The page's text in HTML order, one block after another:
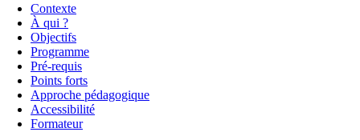
Contexte
À qui ?
Objectifs
Programme
Pré-requis
Points forts
Approche pédagogique
Accessibilité
Formateur